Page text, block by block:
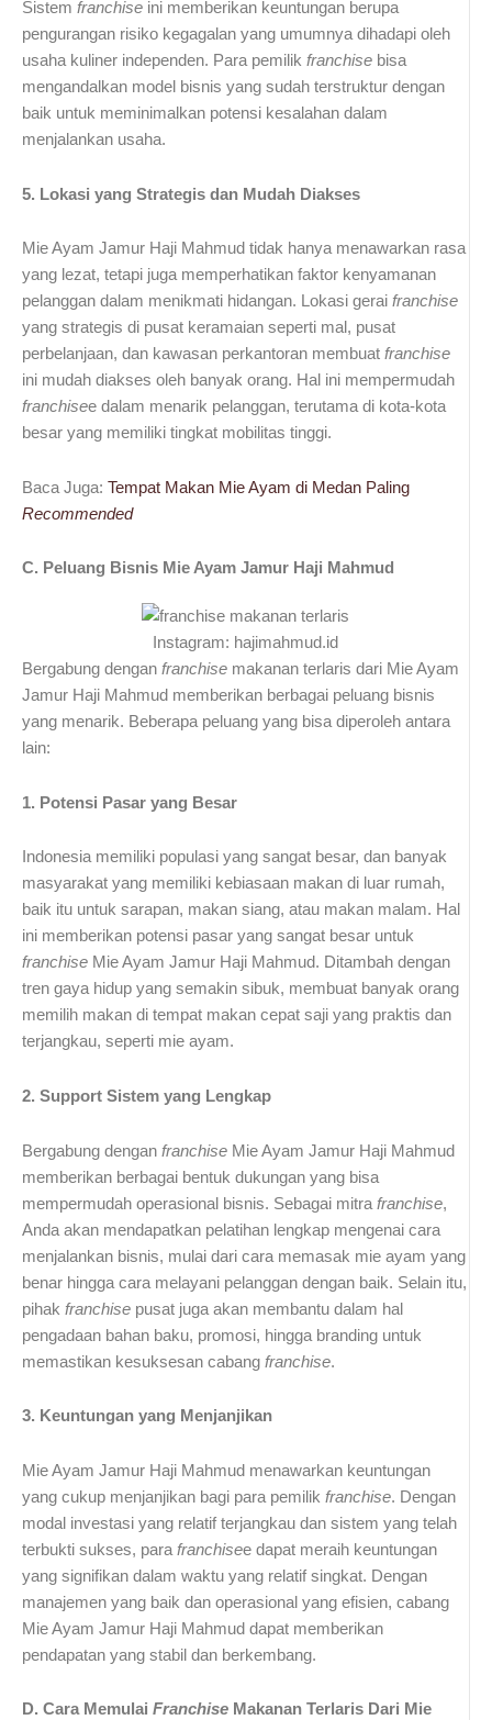
Sistem franchise ini memberikan keuntungan berupa
pengurangan risiko kegagalan yang umumnya dihadapi oleh
usaha kuliner independen. Para pemilik franchise bisa
mengandalkan model bisnis yang sudah terstruktur dengan
baik untuk meminimalkan potensi kesalahan dalam
menjalankan usaha.
5. Lokasi yang Strategis dan Mudah Diakses
Mie Ayam Jamur Haji Mahmud tidak hanya menawarkan rasa
yang lezat, tetapi juga memperhatikan faktor kenyamanan
pelanggan dalam menikmati hidangan. Lokasi gerai franchise
yang strategis di pusat keramaian seperti mal, pusat
perbelanjaan, dan kawasan perkantoran membuat franchise
ini mudah diakses oleh banyak orang. Hal ini mempermudah
franchisee dalam menarik pelanggan, terutama di kota-kota
besar yang memiliki tingkat mobilitas tinggi.
Baca Juga: Tempat Makan Mie Ayam di Medan Paling
Recommended
C. Peluang Bisnis Mie Ayam Jamur Haji Mahmud
Instagram: hajimahmud.id
Bergabung dengan franchise makanan terlaris dari Mie Ayam
Jamur Haji Mahmud memberikan berbagai peluang bisnis
yang menarik. Beberapa peluang yang bisa diperoleh antara
lain:
1. Potensi Pasar yang Besar
Indonesia memiliki populasi yang sangat besar, dan banyak
masyarakat yang memiliki kebiasaan makan di luar rumah,
baik itu untuk sarapan, makan siang, atau makan malam. Hal
ini memberikan potensi pasar yang sangat besar untuk
franchise Mie Ayam Jamur Haji Mahmud. Ditambah dengan
tren gaya hidup yang semakin sibuk, membuat banyak orang
memilih makan di tempat makan cepat saji yang praktis dan
terjangkau, seperti mie ayam.
2. Support Sistem yang Lengkap
Bergabung dengan franchise Mie Ayam Jamur Haji Mahmud
memberikan berbagai bentuk dukungan yang bisa
mempermudah operasional bisnis. Sebagai mitra franchise,
Anda akan mendapatkan pelatihan lengkap mengenai cara
menjalankan bisnis, mulai dari cara memasak mie ayam yang
benar hingga cara melayani pelanggan dengan baik. Selain itu,
pihak franchise pusat juga akan membantu dalam hal
pengadaan bahan baku, promosi, hingga branding untuk
memastikan kesuksesan cabang franchise.
3. Keuntungan yang Menjanjikan
Mie Ayam Jamur Haji Mahmud menawarkan keuntungan
yang cukup menjanjikan bagi para pemilik franchise. Dengan
modal investasi yang relatif terjangkau dan sistem yang telah
terbukti sukses, para franchisee dapat meraih keuntungan
yang signifikan dalam waktu yang relatif singkat. Dengan
manajemen yang baik dan operasional yang efisien, cabang
Mie Ayam Jamur Haji Mahmud dapat memberikan
pendapatan yang stabil dan berkembang.
D. Cara Memulai Franchise Makanan Terlaris Dari Mie